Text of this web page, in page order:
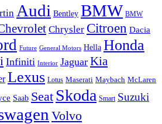
Audi Bentley BMW BMW
Chrysler Citroen Dacia
Future General Motors Hella Honda
Infiniti Interior Jaguar Kia
Lexus Lotus Maserati Maybach McLaren
Saab Seat Skoda Smart Suzuki
Volvo